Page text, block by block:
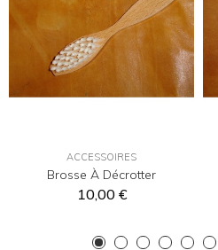
ACCESSOIRES
Brosse À Décrotter
10,00 €